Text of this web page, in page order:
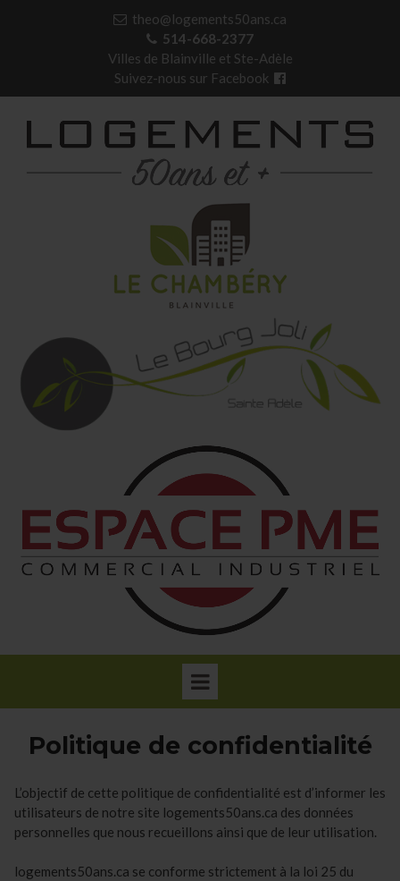
 theo@logements50ans.ca
 514-668-2377
Villes de Blainville et Ste-Adèle
Suivez-nous sur Facebook

Politique de confidentialité
L’objectif de cette politique de confidentialité est d’informer les
utilisateurs de notre site logements50ans.ca des données
personnelles que nous recueillons ainsi que de leur utilisation.
logements50ans.ca se conforme strictement à la loi 25 du